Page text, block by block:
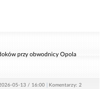
przy obwodnicy Opola
05-13 / 16:00 Komentarzy: 2